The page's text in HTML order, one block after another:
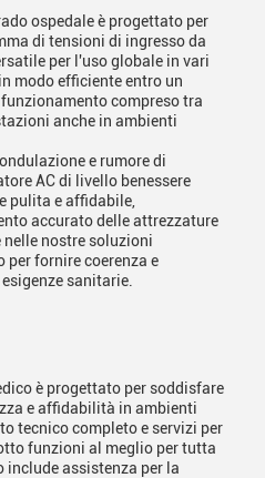
ospedale è progettato per
di tensioni di ingresso da
per l'uso globale in vari
modo efficiente entro un
compreso tra
anche in ambienti
e rumore di
AC di livello benessere
pulita e affidabile,
accurato delle attrezzature
nostre soluzioni
per fornire coerenza e
sanitarie.
è progettato per soddisfare
e affidabilità in ambienti
tecnico completo e servizi per
funzioni al meglio per tutta
include assistenza per la